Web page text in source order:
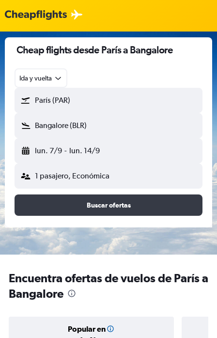
Cheap flights desde París a Bangalore
Ida y vuelta
París (PAR)
Bangalore (BLR)
lun. 7/9 - lun. 14/9
1 pasajero, Económica
Buscar ofertas
Encuentra ofertas de vuelos de París a
Bangalore
Popular en